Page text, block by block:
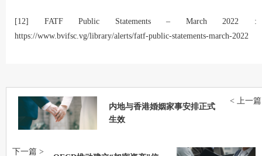
[12]
FATF Public Statements – March 2022 :
https://www.bvifsc.vg/library/alerts/fatf-public-statements-march-2022
内地与香港婚姻家事安排正式
生效
< 上一篇
下一篇 >